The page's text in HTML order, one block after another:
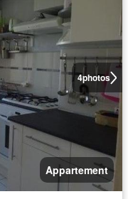
4photos
Appartement